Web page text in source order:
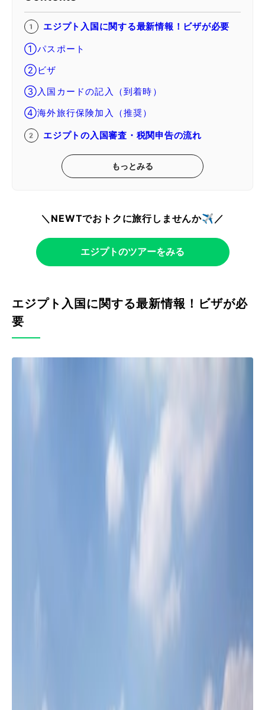
エジプト入国に関する最新情報！ビザが必要
①パスポート
②ビザ
③入国カードの記入（到着時）
④海外旅行保険加入（推奨）
エジプトの入国審査・税関申告の流れ
もっとみる
＼NEWTでおトクに旅行しませんか✈️／
エジプトのツアーをみる
エジプト入国に関する最新情報！ビザが必
要